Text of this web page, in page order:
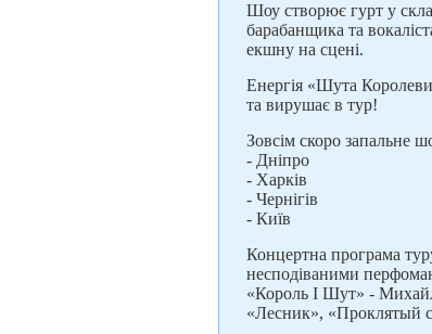
Шоу створює гурт у
барабанщика та
екшну на сцені.
Енергія «Шута
та вирушає в тур!
Зовсім скоро запальне
- Дніпро
- Харків
- Чернігів
- Київ
Концертна програма
несподіваними
«Король І Шут» -
«Лесник», «Проклятый